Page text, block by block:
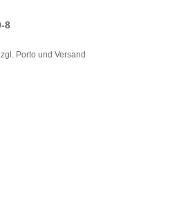
8
Porto und Versand